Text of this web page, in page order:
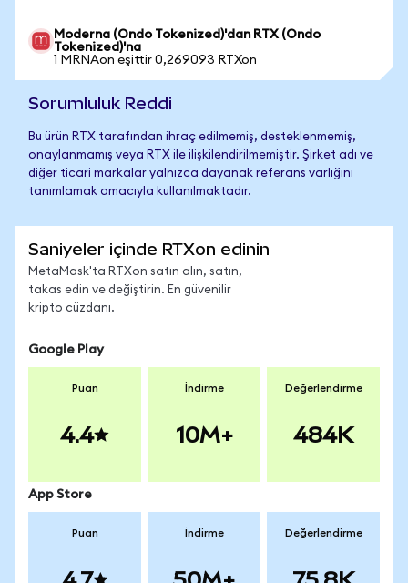
Moderna (Ondo Tokenized)'dan RTX (Ondo
Tokenized)'na
1 MRNAon eşittir 0,269093 RTXon
Sorumluluk Reddi
Bu ürün RTX tarafından ihraç edilmemiş, desteklenmemiş,
onaylanmamış veya RTX ile ilişkilendirilmemiştir. Şirket adı ve
diğer ticari markalar yalnızca dayanak referans varlığını
tanımlamak amacıyla kullanılmaktadır.
Saniyeler içinde RTXon edinin
MetaMask'ta RTXon satın alın, satın,
takas edin ve değiştirin. En güvenilir
kripto cüzdanı.
Google Play
Puan
4.4
İndirme
10M+
Değerlendirme
484K
App Store
Puan İndirme Değerlendirme